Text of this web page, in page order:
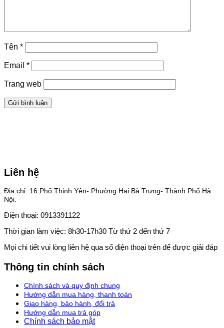
Tên *
Email *
Trang web
Liên hệ
Địa chỉ: 16 Phố Thịnh Yên- Phường Hai Bà Trưng- Thành Phố Hà
Nội.
Điện thoại: 0913391122
Thời gian làm việc: 8h30-17h30 Từ thứ 2 đến thứ 7
Mọi chi tiết vui lòng liên hệ qua số điện thoại trên để được giải đáp
Thông tin chính sách
Chính sách và quy định chung
Hướng dẫn mua hàng, thanh toán
Giao hàng, bảo hành, đổi trả
Hướng dẫn mua trả góp
Chính sách bảo mật